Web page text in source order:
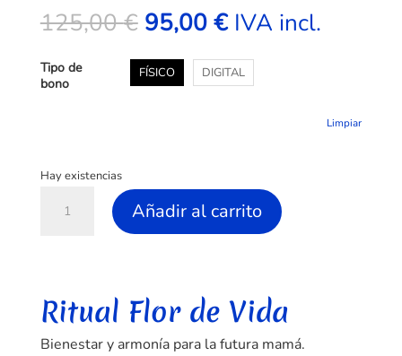
125,00€ El
precio
original
era:
95,00 €El
actual
es:
IVA incl.
Tipo de
bono
FÍSICO DIGITAL
Limpiar
Hay existencias
Añadir al carrito
Ritual Flor de Vida
Bienestar y armonía para la futura mamá.